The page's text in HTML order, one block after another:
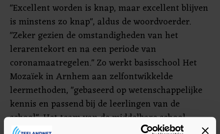
"Excellent worden is knap, maar excellent blijven
is minstens zo knap", aldus de woordvoerder.
"Zeker gezien de omstandigheden van het
lerarentekort en na een periode van
coronamaatregelen." Zo werkt basisschool Het
Mozaïek in Arnhem aan zelfontwikkelde
leermethoden, "gebaseerd op wetenschappelijke
kennis en passend bij de leerlingen van de
school". Het team van de middelbare school